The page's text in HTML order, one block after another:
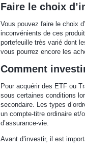
Faire le choix
Vous pouvez faire le choix
inconvénients de ces
portefeuille très varié dont
vous pourrez encore les
Comment
Pour acquérir des ETF ou
sous certaines conditions
secondaire. Les types
un compte-titre ordinaire
d’assurance-vie.
Avant d’investir, il est